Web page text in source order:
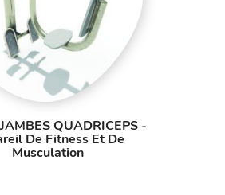
QUADRICEPS -
De Fitness Et De
Musculation